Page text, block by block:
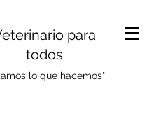
para
todos
lo que hacemos"